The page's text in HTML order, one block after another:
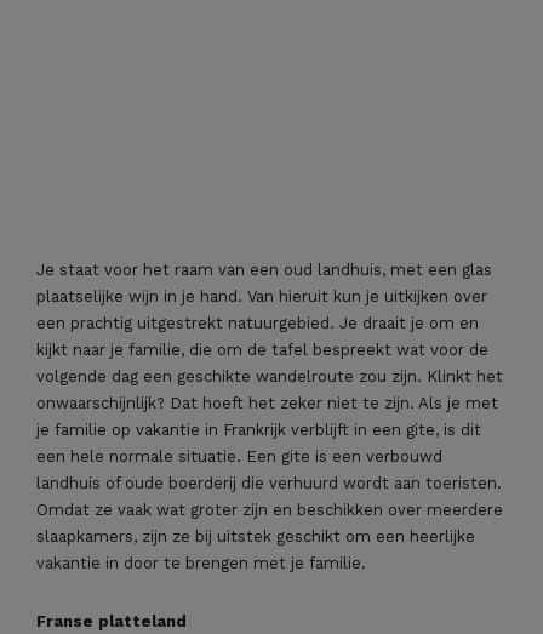
Je staat voor het raam van een oud landhuis, met een glas
plaatselijke wijn in je hand. Van hieruit kun je uitkijken over
een prachtig uitgestrekt natuurgebied. Je draait je om en
kijkt naar je familie, die om de tafel bespreekt wat voor de
volgende dag een geschikte wandelroute zou zijn. Klinkt het
onwaarschijnlijk? Dat hoeft het zeker niet te zijn. Als je met
je familie op vakantie in Frankrijk verblijft in een gite, is dit
een hele normale situatie. Een gite is een verbouwd
landhuis of oude boerderij die verhuurd wordt aan toeristen.
Omdat ze vaak wat groter zijn en beschikken over meerdere
slaapkamers, zijn ze bij uitstek geschikt om een heerlijke
vakantie in door te brengen met je familie.
Franse platteland